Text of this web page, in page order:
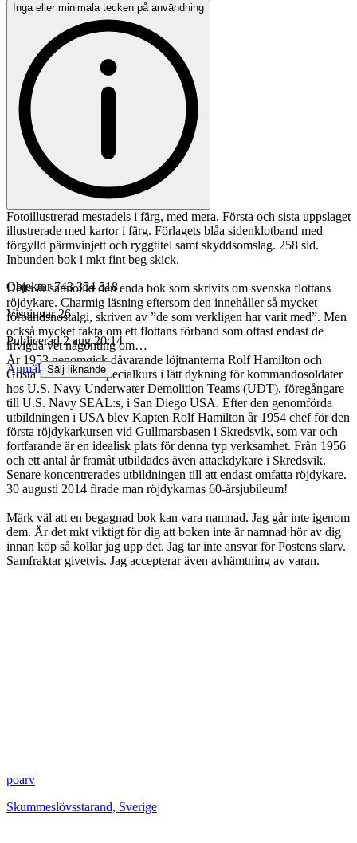
Inga eller minimala tecken på användning
Fotoillustrerad mestadels i färg, med mera. Första och sista uppslaget
illustrerade med kartor i färg. Förlagets blåa sidenklotband med
förgylld pärmvinjett och ryggtitel samt skyddsomslag. 258 sid.
Inbunden bok i mkt fint beg skick.
Detta är sannolikt den enda bok som skrivits om svenska flottans
röjdykare. Charmig läsning eftersom den innehåller så mycket
förbandsnostalgi, skriven av ”de som verkligen har varit med”. Men
också mycket fakta om ett flottans förband som oftast endast de
invigda vet någonting om…
År 1953 genomgick dåvarande löjtnanterna Rolf Hamilton och
Gösta Fahlman en specialkurs i lätt dykning för kommandosoldater
hos U.S. Navy Underwater Demolition Teams (UDT), föregångare
till U.S. Navy SEAL:s, i San Diego USA. Efter den genomförda
utbildningen i USA blev Kapten Rolf Hamilton år 1954 chef för den
första röjdykarkursen vid Gullmarsbasen i Skredsvik, som var och
fortfarande är en idealisk plats för denna typ verksamhet. Från 1956
och ett antal år framåt utbildades även attackdykare i Skredsvik.
Senare koncentrerades utbildningen till att endast omfatta röjdykare.
30 augusti 2014 firade man röjdykarnas 60-årsjubileum!
Märk väl att en begagnad bok kan vara namnad. Jag går inte igenom
dem. Är det mkt viktigt för dig att boken inte är namnad hör av dig
innan köp så kollar jag upp det. Jag tar inte ansvar för Postens slarv.
Samfraktar givetvis. Jag accepterar även avhämtning av varan.
Objektnr 743 354 518
Visningar 26
Publicerad 2 aug 20:14
Anmäl Sälj liknande
poarv
Skummeslövsstarand, Sverige